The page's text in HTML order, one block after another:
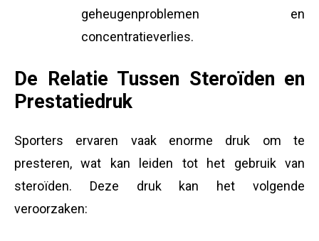
geheugenproblemen en
concentratieverlies.
De Relatie Tussen Steroïden en
Prestatiedruk
Sporters ervaren vaak enorme druk om te
presteren, wat kan leiden tot het gebruik van
steroïden. Deze druk kan het volgende
veroorzaken: